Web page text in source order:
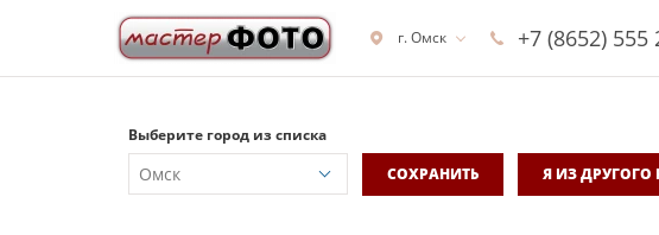
г. Омск +7 (8652) 555
Выберите город из списка
СОХРАНИТЬ
Я ИЗ ДРУГОГО